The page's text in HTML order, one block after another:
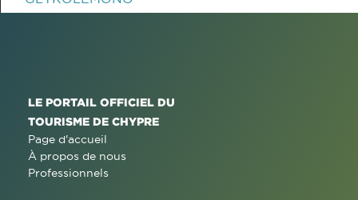
LE PORTAIL OFFICIEL DU
TOURISME DE CHYPRE
Page d'accueil
À propos de nous
Professionnels